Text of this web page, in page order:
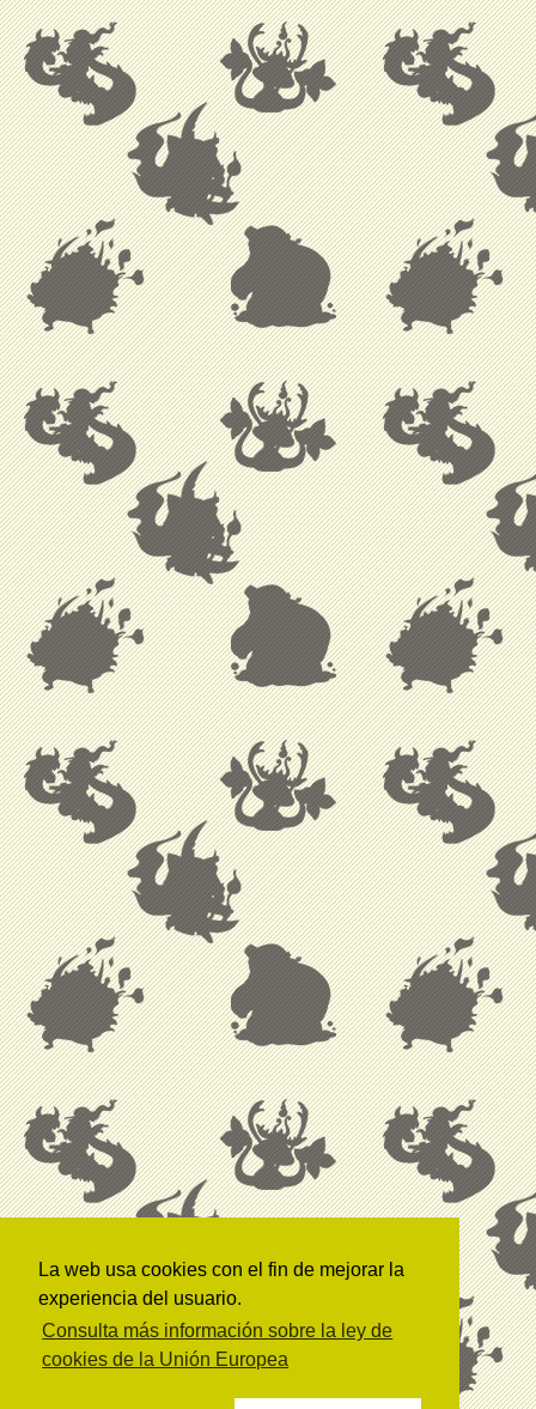
La web usa cookies con el fin de mejorar la
experiencia del usuario.
Consulta más información sobre la ley de
cookies de la Unión Europea